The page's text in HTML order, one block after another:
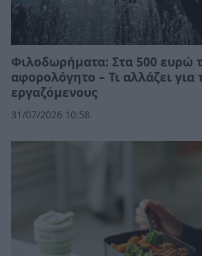
Φιλοδωρήματα: Στα 500 ευρώ
αφορολόγητο – Τι αλλάζει για
εργαζόμενους
31/07/2026 10:58